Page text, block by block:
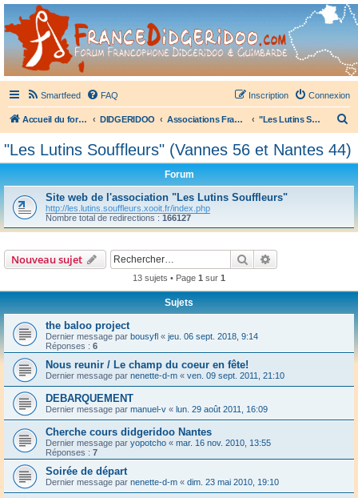
France Didgeridoo
Didgeridoo et Guimbarde sur France Didgeridoo - retrouvez la communauté.
Smartfeed FAQ Connexion
Inscription
Accueil du forum DIDGERIDOO Associations Françaises de Didgeridoo "Les Lutins Souffleurs" (Vannes 56 et Nantes 44)
c
c
r
"Les Lutins Souffleurs" (Vannes 56 et Nantes 44)
Forum
Site web de l'association "Les Lutins Souffleurs"
http://les.lutins.souffleurs.xooit.fr/index.php
Nombre total de redirections : 166127
Nouveau sujet Rechercher
13 sujets • Page 1 sur 1
Sujets
the baloo project
Dernier message par bousyfl « jeu. 06 sept. 2018, 9:14
Réponses : 6
Nous reunir / Le champ du coeur en fête!
Dernier message par nenette-d-m « ven. 09 sept. 2011, 21:10
DEBARQUEMENT
Dernier message par manuel-v « lun. 29 août 2011, 16:09
Cherche cours didgeridoo Nantes
Dernier message par yopotcho « mar. 16 nov. 2010, 13:55
Réponses : 7
Soirée de départ
Dernier message par nenette-d-m « dim. 23 mai 2010, 19:10